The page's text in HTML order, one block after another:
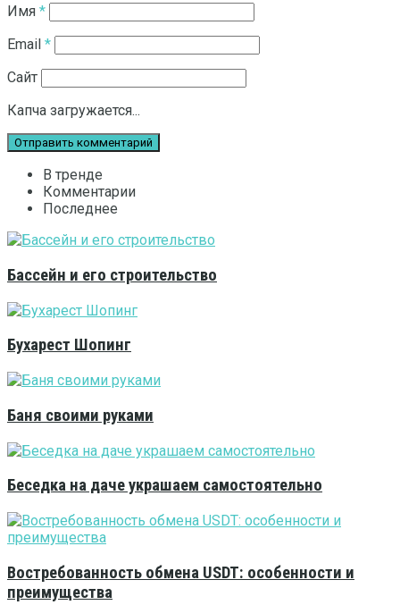
Имя *
Email *
Сайт
Капча загружается...
В тренде
Комментарии
Последнее
Бассейн и его строительство
Бухарест Шопинг
Баня своими руками
Беседка на даче украшаем самостоятельно
Востребованность обмена USDT: особенности и
преимущества